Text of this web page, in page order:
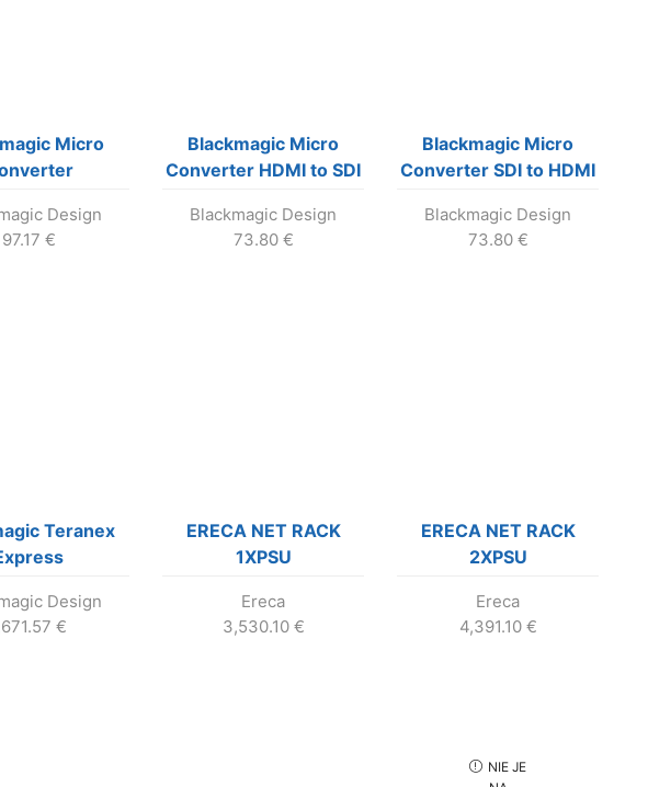
Micro
zdrojom
Design
97.17 €
Blackmagic Micro
Converter HDMI to SDI
Blackmagic Design
73.80 €
Blackmagic Micro
Converter SDI to HDMI
Blackmagic Design
73.80 €
Teranex
Design
€
ERECA NET RACK
1XPSU
Ereca
3,530.10 €
ERECA NET RACK
2XPSU
Ereca
4,391.10 €
NIE JE